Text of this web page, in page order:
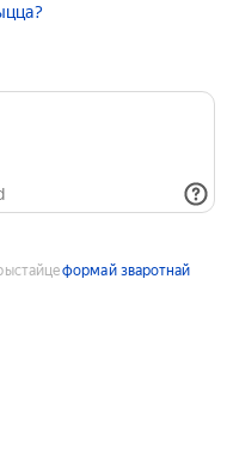
формай зваротнай